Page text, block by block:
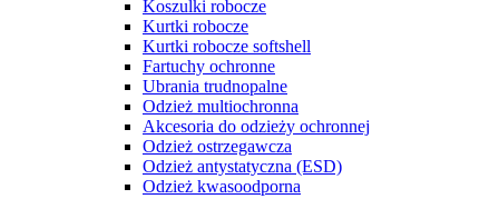
Koszulki robocze
Kurtki robocze
Kurtki robocze softshell
Fartuchy ochronne
Ubrania trudnopalne
Odzież multiochronna
Akcesoria do odzieży ochronnej
Odzież ostrzegawcza
Odzież antystatyczna (ESD)
Odzież kwasoodporna